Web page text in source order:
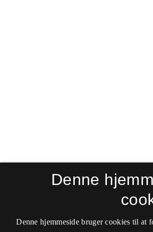
Denne
Denne hjemmeside bruger cookies til at